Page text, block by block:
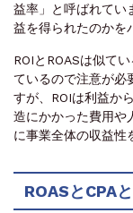
益率」と呼ばれてい
益を得られたのかを
ROIとROASは似て
ているので注意が必
すが、ROIは利益か
造にかかった費用や
に事業全体の収益性
ROASとCPA